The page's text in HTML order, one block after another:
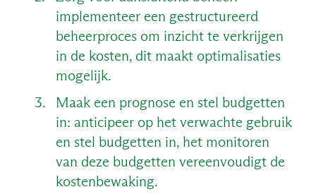
implementeer een gestructureerd
beheerproces om inzicht te verkrijgen
in de kosten, dit maakt optimalisaties
mogelijk.
Maak een prognose en stel budgetten
in: anticipeer op het verwachte gebruik
en stel budgetten in, het monitoren
van deze budgetten vereenvoudigt de
kostenbewaking.